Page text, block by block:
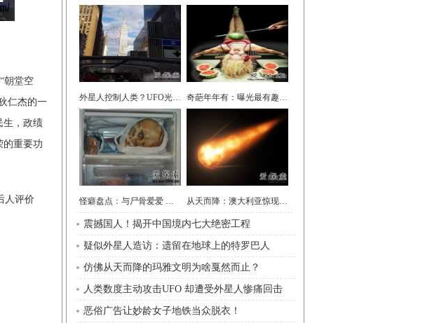
朝堂空
仁杰的一
生，政绩
的重要功
人评价
外星人控制人类？UFO光临美国帝国大厦
从天而降：澳大利亚惊现燃烧的UFO
震撼国人！揭开中国境内七大绝密工程
疑似外星人造访：遗留在地球上的特罗巴人
仿佛从天而降的玛雅文明为啥戛然而止？
人类数度主动攻击UFO 却遭受外星人惨痛回击
恶俗广告让妙龄女子地铁当众脱衣！